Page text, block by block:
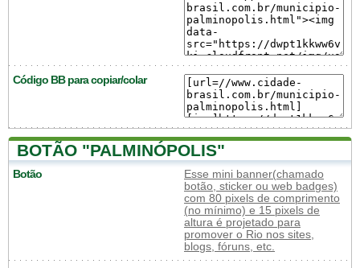
Código BB para copiar/colar
BOTÃO "PALMINÓPOLIS"
Botão
Esse mini banner(chamado
botão, sticker ou web badges)
com 80 pixels de comprimento
(no mínimo) e 15 pixels de
altura é projetado para
promover o Rio nos sites,
blogs, fóruns, etc.